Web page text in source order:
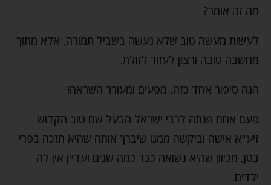
מה זה אומר?
לעשות מעשה טוב שלא נעשה בשביל תמורה, אלא מתוך
מחשבה טובה ורצון לעזור לזולת.
הנה סיפור אחד כזה, מפעים ומעורר השראה!
פעם אחת פנתה לרבי ישראל הבעל שם טוב הקדוש
זיע"א אישה וביקשה ממנו שיברך אותה שהיא תזכה בפרי
בטן, מכיוון שהיא נשואה כבר כמה שנים ועדיין אין לה
ילדים.